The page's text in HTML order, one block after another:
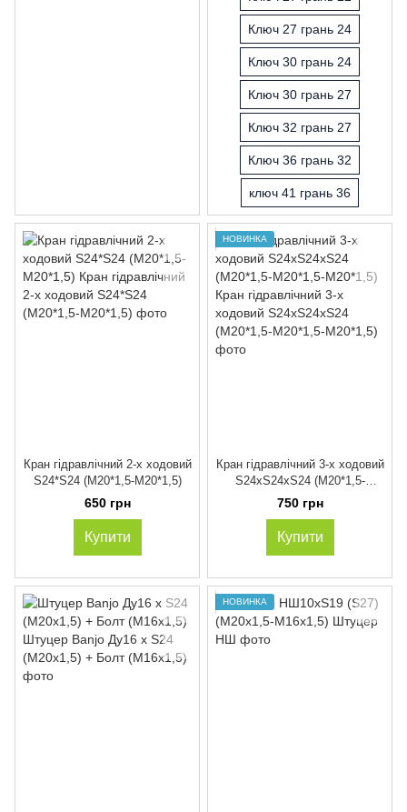
Ключ 27 грань 24
Ключ 30 грань 24
Ключ 30 грань 27
Ключ 32 грань 27
Ключ 36 грань 32
ключ 41 грань 36
Кран гідравлічний 2-х ходовий
S24*S24 (М20*1,5-М20*1,5)
650 грн
Купити
НОВИНКА
Кран гідравлічний 3-х ходовий
S24хS24хS24 (М20*1,5-
М20*1,5-М20*1,5)
750 грн
Купити
НОВИНКА